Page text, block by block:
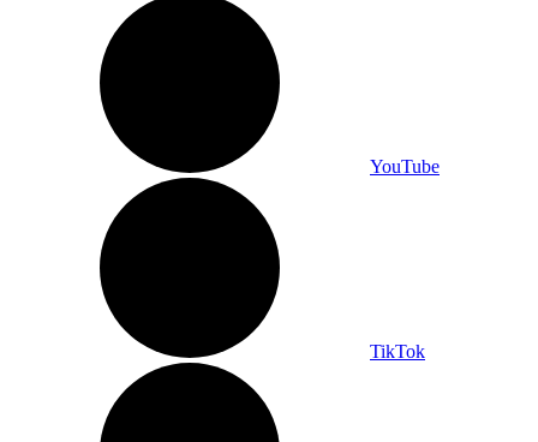
YouTube
TikTok